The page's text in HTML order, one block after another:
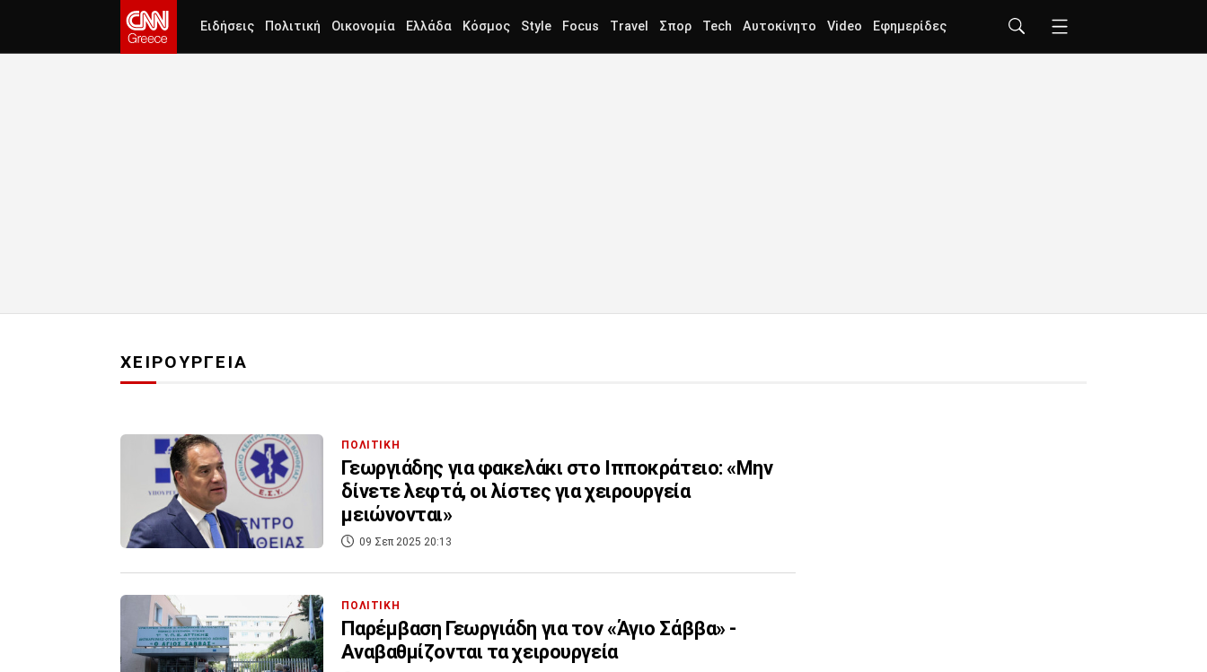
Ειδήσεις Πολιτική Οικονομία Ελλάδα Κόσμος Style Focus Travel Σπορ Tech Αυτοκίνητο Video Εφημερίδες
ΧΕΙΡΟΥΡΓΕΙΑ
ΠΟΛΙΤΙΚΗ
Γεωργιάδης για φακελάκι στο Ιπποκράτειο: «Μην
δίνετε λεφτά, οι λίστες για χειρουργεία
μειώνονται»
09 Σεπ 2025 20:13
ΠΟΛΙΤΙΚΗ
Παρέμβαση Γεωργιάδη για τον «Άγιο Σάββα» -
Αναβαθμίζονται τα χειρουργεία